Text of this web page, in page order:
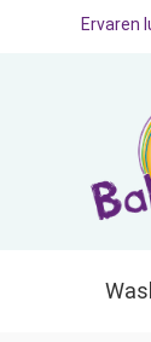
Wasbare
Ervaren